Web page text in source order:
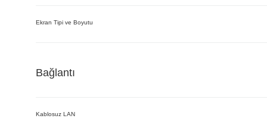
Ekran Tipi ve Boyutu
Bağlantı
Kablosuz LAN